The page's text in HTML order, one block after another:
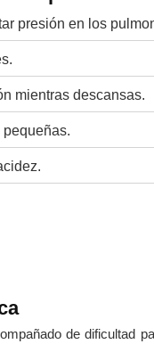
presión en los
mientras descansas.
de dificultad